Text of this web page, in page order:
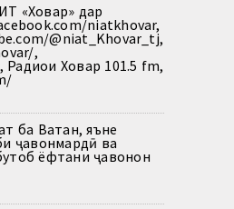
«Ховар» дар
niatkhovar,
@niat_Khovar_tj,
,
Ховар 101.5 fm,
ба Ватан, яъне
ҷавонмардӣ ва
ёфтани ҷавонон